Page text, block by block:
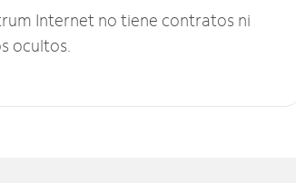
Internet no tiene contratos ni
ocultos.